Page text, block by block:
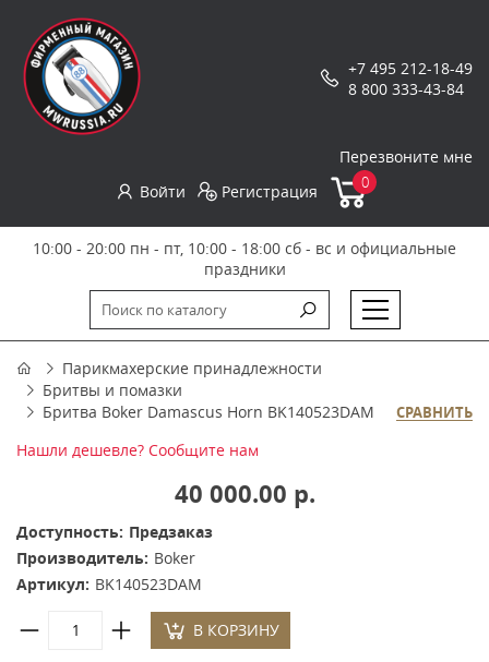
+7 495 212-18-49
8 800 333-43-84
Перезвоните мне
Войти
Регистрация 0
10:00 - 20:00 пн - пт, 10:00 - 18:00 сб - вс и официальные
праздники
Парикмахерские принадлежности
Бритвы и помазки
Бритва Boker Damascus Horn BK140523DAM
СРАВНИТЬ
Нашли дешевле? Сообщите нам
40 000.00 р.
Доступность: Предзаказ
Производитель: Boker
Артикул: BK140523DAM
В КОРЗИНУ